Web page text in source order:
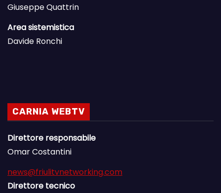
Giuseppe Quattrin
Area sistemistica
Davide Ronchi
CARNIA WEBTV
Direttore responsabile
Omar Costantini
news@friulitvnetworking.com
Direttore tecnico